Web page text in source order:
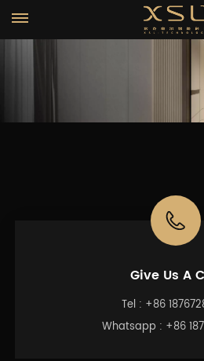
Give Us A
Tel : +86
Whatsapp : +86